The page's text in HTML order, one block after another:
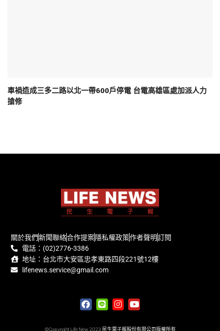
車禍造成三多二路以北一帶600戶停電 台電高雄區處加派人力
搶修
關於我們新聞聯絡合作提案隱私權政策作者聲明訂閱
電話：(02)2776-3386
地址：台北市大安區忠孝東路四段221號12樓
lifenews.service@gmail.com
©Copyright Life New 2023 民生電子報股份有限公司版權所有